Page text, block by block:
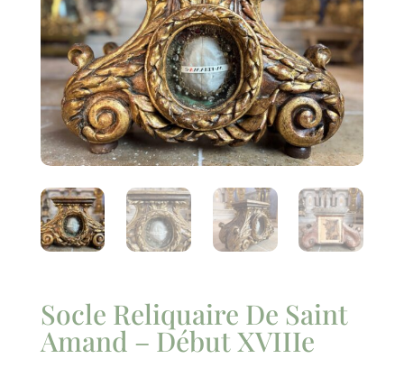
Socle Reliquaire De Saint
Amand – Début XVIIIe